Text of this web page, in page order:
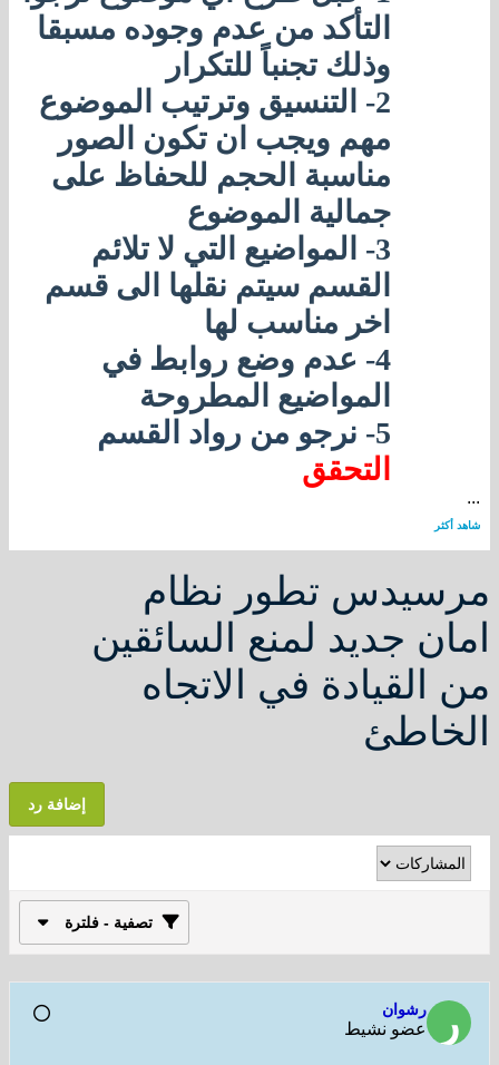
التأكد من عدم وجوده مسبقا
وذلك تجنباً للتكرار
2- التنسيق وترتيب الموضوع
مهم ويجب ان تكون الصور
مناسبة الحجم للحفاظ على
جمالية الموضوع
3- المواضيع التي لا تلائم
القسم سيتم نقلها الى قسم
اخر مناسب لها
4- عدم وضع روابط في
المواضيع المطروحة
5-
نرجو من رواد القسم
التحقق
...
شاهد أكثر
مرسيدس تطور نظام
امان جديد لمنع السائقين
من القيادة في الاتجاه
الخاطئ
إضافة رد
تصفية - فلترة
رشوان
عضو نشيط